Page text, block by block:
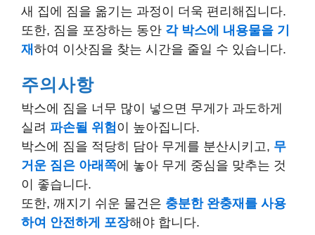
새 집에 짐을 옮기는 과정이 더욱 편리해집니다.
또한, 짐을 포장하는 동안 각 박스에 내용물을 기
재 하여 이삿짐을 찾는 시간을 줄일 수 있습니다.
주의사항
박스에 짐을 너무 많이 넣으면 무게가 과도하게
실려 파손될 위험이 높아집니다.
박스에 짐을 적당히 담아 무게를 분산시키고, 무
거운 짐은 아래쪽에 놓아 무게 중심을 맞추는 것
이 좋습니다.
또한, 깨지기 쉬운 물건은 충분한 완충재를 사용
하여 안전하게 포장해야 합니다.